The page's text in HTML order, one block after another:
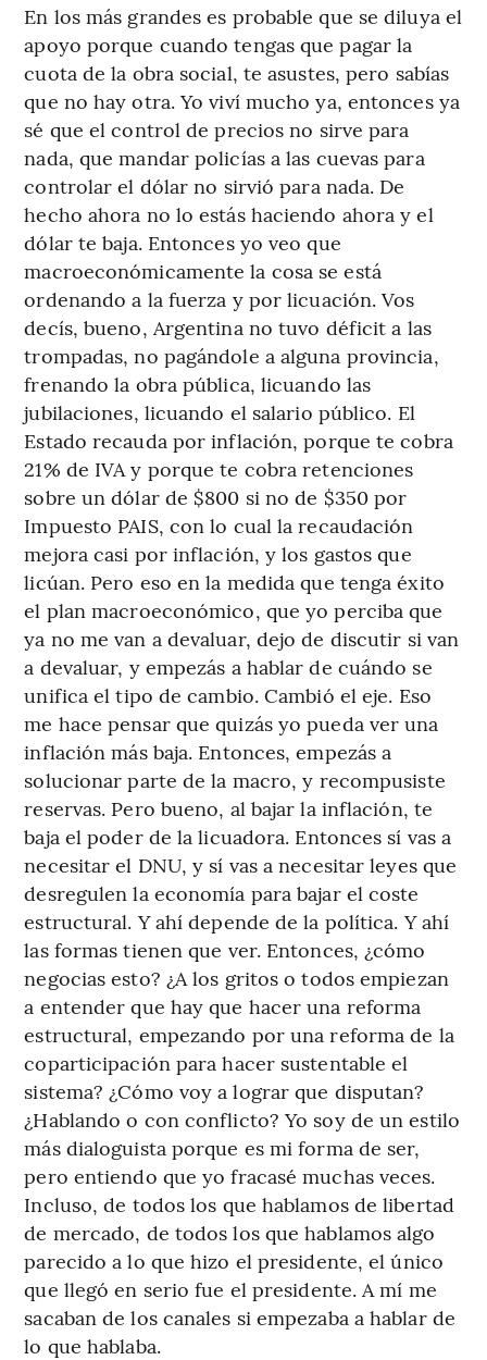
En los más grandes es probable que se diluya el
apoyo porque cuando tengas que pagar la
cuota de la obra social, te asustes, pero sabías
que no hay otra. Yo viví mucho ya, entonces ya
sé que el control de precios no sirve para
nada, que mandar policías a las cuevas para
controlar el dólar no sirvió para nada. De
hecho ahora no lo estás haciendo ahora y el
dólar te baja. Entonces yo veo que
macroeconómicamente la cosa se está
ordenando a la fuerza y por licuación. Vos
decís, bueno, Argentina no tuvo déficit a las
trompadas, no pagándole a alguna provincia,
frenando la obra pública, licuando las
jubilaciones, licuando el salario público. El
Estado recauda por inflación, porque te cobra
21% de IVA y porque te cobra retenciones
sobre un dólar de $800 si no de $350 por
Impuesto PAIS, con lo cual la recaudación
mejora casi por inflación, y los gastos que
licúan. Pero eso en la medida que tenga éxito
el plan macroeconómico, que yo perciba que
ya no me van a devaluar, dejo de discutir si van
a devaluar, y empezás a hablar de cuándo se
unifica el tipo de cambio. Cambió el eje. Eso
me hace pensar que quizás yo pueda ver una
inflación más baja. Entonces, empezás a
solucionar parte de la macro, y recompusiste
reservas. Pero bueno, al bajar la inflación, te
baja el poder de la licuadora. Entonces sí vas a
necesitar el DNU, y sí vas a necesitar leyes que
desregulen la economía para bajar el coste
estructural. Y ahí depende de la política. Y ahí
las formas tienen que ver. Entonces, ¿cómo
negocias esto? ¿A los gritos o todos empiezan
a entender que hay que hacer una reforma
estructural, empezando por una reforma de la
coparticipación para hacer sustentable el
sistema? ¿Cómo voy a lograr que disputan?
¿Hablando o con conflicto? Yo soy de un estilo
más dialoguista porque es mi forma de ser,
pero entiendo que yo fracasé muchas veces.
Incluso, de todos los que hablamos de libertad
de mercado, de todos los que hablamos algo
parecido a lo que hizo el presidente, el único
que llegó en serio fue el presidente. A mí me
sacaban de los canales si empezaba a hablar de
lo que hablaba.